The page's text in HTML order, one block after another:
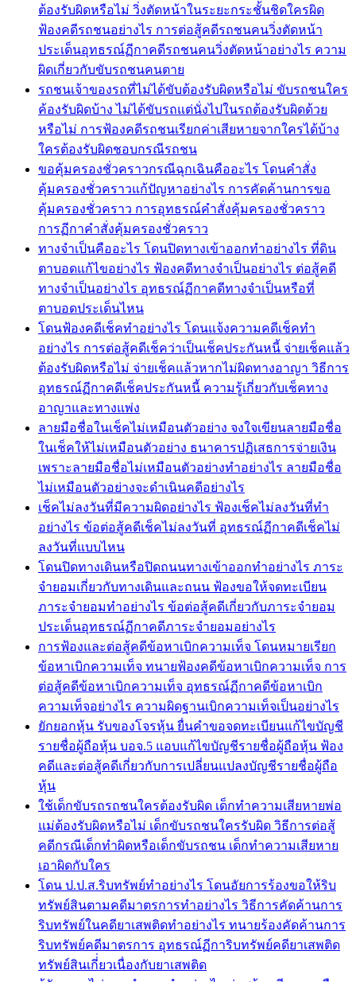
ต้องรับผิดหรือไม่ วิ่งตัดหน้าในระยะกระชั้นชิดใครผิด
ฟ้องคดีรถชนอย่างไร การต่อสู้คดีรถชนคนวิ่งตัดหน้า
ประเด็นอุทธรณ์ฏีกาคดีรถชนคนวิ่งตัดหน้าอย่างไร ความ
ผิดเกี่ยวกับขับรถชนคนตาย
รถชนเจ้าของรถที่ไม่ได้ขับต้องรับผิดหรือไม่ ขับรถชนใคร
ค้องรับผิดบ้าง ไม่ได้ขับรถแต่นั่งไปในรถต้องรับผิดด้วย
หรือไม่ การฟ้องคดีรถชนเรียกค่าเสียหายจากใครได้บ้าง
ใครต้องรับผิดชอบกรณีรถชน
ขอคุ้มครองชั่วคราวกรณีฉุกเฉินคืออะไร โดนคำสั่ง
คุ้มครองชั่วคราวแก้ปัญหาอย่างไร การคัดค้านการขอ
คุ้มครองชั่วคราว การอุทธรณ์คำสั่งคุ้มครองชั่วคราว
การฏีกาคำสั่งคุ้มครองชั่วคราว
ทางจำเป็นคืออะไร โดนปิดทางเข้าออกทำอย่างไร ที่ดิน
ตาบอดแก้ไขอย่างไร ฟ้องคดีทางจำเป็นอย่างไร ต่อสู้คดี
ทางจำเป็นอย่างไร อุทธรณ์ฏีกาคดีทางจำเป็นหรือที่
ตาบอดประเด็นไหน
โดนฟ้องคดีเช็คทำอย่างไร โดนแจ้งความคดีเช็คทำ
อย่างไร การต่อสู้คดีเช็คว่าเป็นเช็คประกันหนี้ จ่ายเช็คแล้ว
ต้องรับผิดหรือไม่ จ่ายเช็คแล้วหากไม่ผิดทางอาญา วิธีการ
อุทธรณ์ฏีกาคดีเช็คประกันหนี้ ความรู้เกี่ยวกับเช็คทาง
อาญาและทางแพ่ง
ลายมือชื่อในเช็คไม่เหมือนตัวอย่าง จงใจเขียนลายมือชื่อ
ในเช็คให้ไม่เหมือนตัวอย่าง ธนาคารปฏิเสธการจ่ายเงิน
เพราะลายมือชื่อไม่เหมือนตัวอย่างทำอย่างไร ลายมือชื่อ
ไม่เหมือนตัวอย่างจะดำเนินคดีอย่างไร
เช็คไม่ลงวันที่มีความผิดอย่างไร ฟ้องเช็คไม่ลงวันที่ทำ
อย่างไร ข้อต่อสู้คดีเช็คไม่ลงวันที่ อุทธรณ์ฏีกาคดีเช็คไม่
ลงวันที่แบบไหน
โดนปิดทางเดินหรือปิดถนนทางเข้าออกทำอย่างไร ภาระ
จำยอมเกี่ยวกับทางเดินและถนน ฟ้องขอให้จดทะเบียน
ภาระจำยอมทำอย่างไร ข้อต่อสู้คดีเกี่ยวกับภาระจำยอม
ประเด็นอุทธรณ์ฏีกาคดีภาระจำยอมอย่างไร
การฟ้องและต่อสู้คดีข้อหาเบิกความเท็จ โดนหมายเรียก
ข้อหาเบิกความเท็จ ทนายฟ้องคดีข้อหาเบิกความเท็จ การ
ต่อสู้คดีข้อหาเบิกความเท็จ อุทธรณ์ฏีกาคดีข้อหาเบิก
ความเท็จอย่างไร ความผิดฐานเบิกความเท็จเป็นอย่างไร
ยักยอกหุ้น รับของโจรหุ้น ยื่นคำขอจดทะเบียนแก้ไขบัญชี
รายชื่อผู้ถือหุ้น บอจ.5 แอบแก้ไขบัญชีรายชื่อผู้ถือหุ้น ฟ้อง
คดีและต่อสู้คดีเกี่ยวกับการเปลี่ยนแปลงบัญชีรายชื่อผู้ถือ
หุ้น
ใช้เด็กขับรถรถชนใครต้องรับผิด เด็กทำความเสียหายพ่อ
แม่ต้องรับผิดหรือไม่ เด็กขับรถชนใครรับผิด วิธีการต่อสู้
คดีกรณีเด็กทำผิดหรือเด็กขับรถชน เด็กทำความเสียหาย
เอาผิดกับใคร
โดน ป.ป.ส.ริบทรัพย์ทำอย่างไร โดนอัยการร้องขอให้ริบ
ทรัพย์สินตามคดีมาตรการทำอย่างไร วิธีการคัดค้านการ
ริบทรัพย์ในคดียาเสพติดทำอย่างไร ทนายร้องคัดค้านการ
ริบทรัพย์คดีมาตรการ อุทธรณ์ฏีการิบทรัพย์คดียาเสพติด
ทรัพย์สินเกี่่ยวเนื่องกับยาเสพติด